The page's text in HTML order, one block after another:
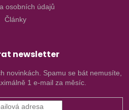
osobních údajů
Články
newsletter
novinkách. Spamu se bát nemusíte,
1 e-mail za měsíc.